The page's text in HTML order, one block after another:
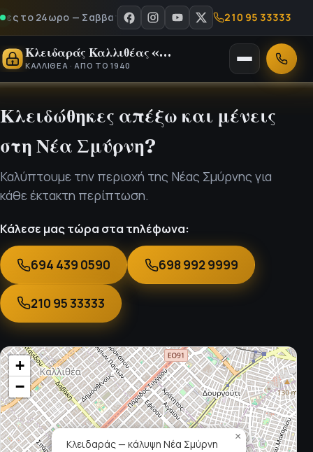
το 24ωρο — Σαββατοκύριακα & αργίες - Καλέστε μας στο 210
210 95 33333
Κλειδαράς Καλλιθέας «Ο Νίκος»
ΚΑΛΛΙΘΈΑ · ΑΠΌ ΤΟ 1940
Άνοιγμα
μενού
Κλήση
Κλειδώθηκες απέξω και μένεις
στη Νέα Σμύρνη?
Καλύπτουμε την περιοχή της Νέας Σμύρνης για
κάθε έκτακτη περίπτωση.
Κάλεσε μας τώρα στα τηλέφωνα:
694 439 0590 698 992 9999
210 95 33333
Κλειδαράς — κάλυψη Νέα Σμύρνη
×
+
−